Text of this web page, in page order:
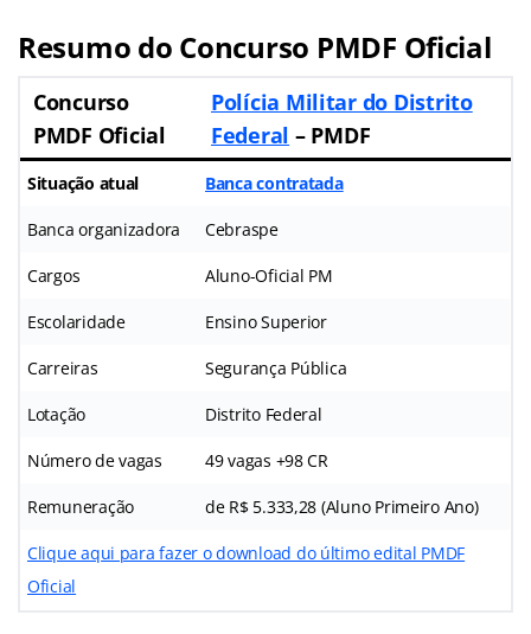
Resumo do Concurso PMDF Oficial
Concurso
PMDF Oficial
Polícia Militar do Distrito
Federal – PMDF
Situação atual Banca contratada
Banca organizadora Cebraspe
Cargos Aluno-Oficial PM
Escolaridade Ensino Superior
Carreiras Segurança Pública
Lotação Distrito Federal
Número de vagas 49 vagas +98 CR
Remuneração de R$ 5.333,28 (Aluno Primeiro Ano)
Clique aqui para fazer o download do último edital PMDF
Oficial